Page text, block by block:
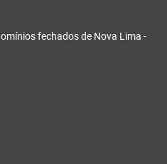
fechados de Nova Lima -